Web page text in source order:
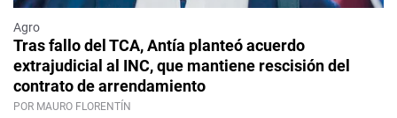
Agro
Tras fallo del TCA, Antía planteó acuerdo
extrajudicial al INC, que mantiene rescisión del
contrato de arrendamiento
POR MAURO FLORENTÍN